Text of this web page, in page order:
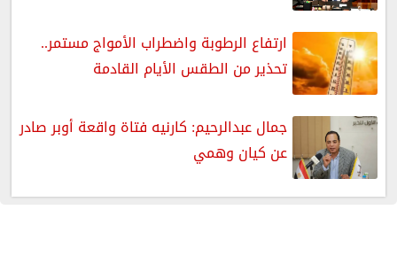
ارتفاع الرطوبة واضطراب الأمواج مستمر..
تحذير من الطقس الأيام القادمة
جمال عبدالرحيم: كارنيه فتاة واقعة أوبر صادر
عن كيان وهمي